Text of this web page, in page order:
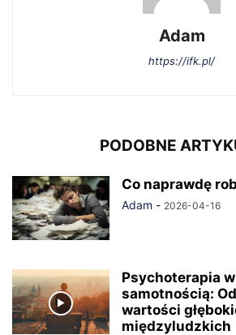
Adam
https://ifk.pl/
PODOBNE
Co naprawdę
Adam - 2026-04-16
Psychoterapia
samotnością:
wartości
międzyludzkich